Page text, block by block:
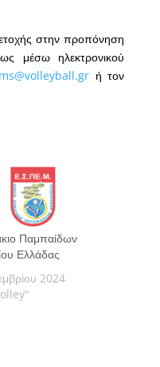
στην προπόνηση
μέσω ηλεκτρονικού
ή τον
Παμπαίδων
Ελλάδας
2024